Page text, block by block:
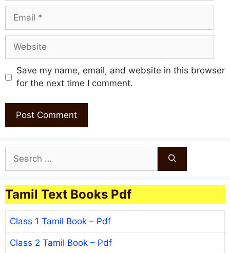
Email
Website
Save my name, email, and website in this browser
for the next time I comment.
for:
Tamil Text Books Pdf
Class 1 Tamil Book – Pdf
Class 2 Tamil Book – Pdf